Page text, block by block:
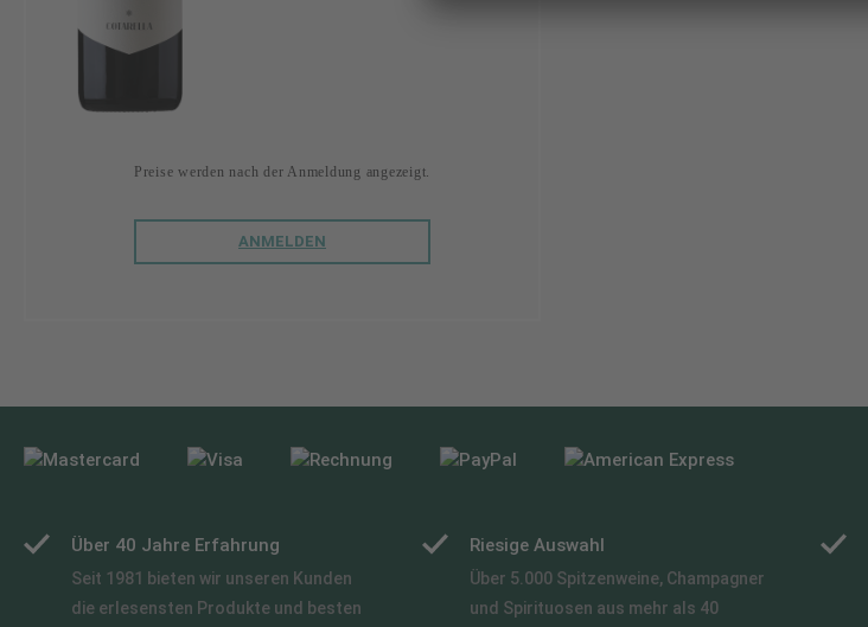
Preise werden nach der Anmeldung angezeigt.
ANMELDEN
Über 40 Jahre Erfahrung
Seit 1981 bieten wir unseren Kunden
die erlesensten Produkte und besten
Riesige Auswahl
Über 5.000 Spitzenweine, Champagner
und Spirituosen aus mehr als 40